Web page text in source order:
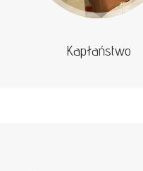
Kapłaństwo